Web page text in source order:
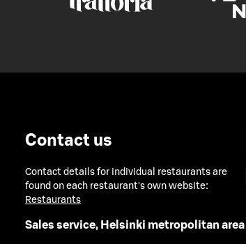
Contact us
Contact details for individual restaurants are
found on each restaurant's own website:
Restaurants
Sales service, Helsinki metropolitan area